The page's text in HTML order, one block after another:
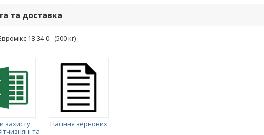
та доставка
18-34-0 - (500 кг)
захисту
та
Насіння зернових